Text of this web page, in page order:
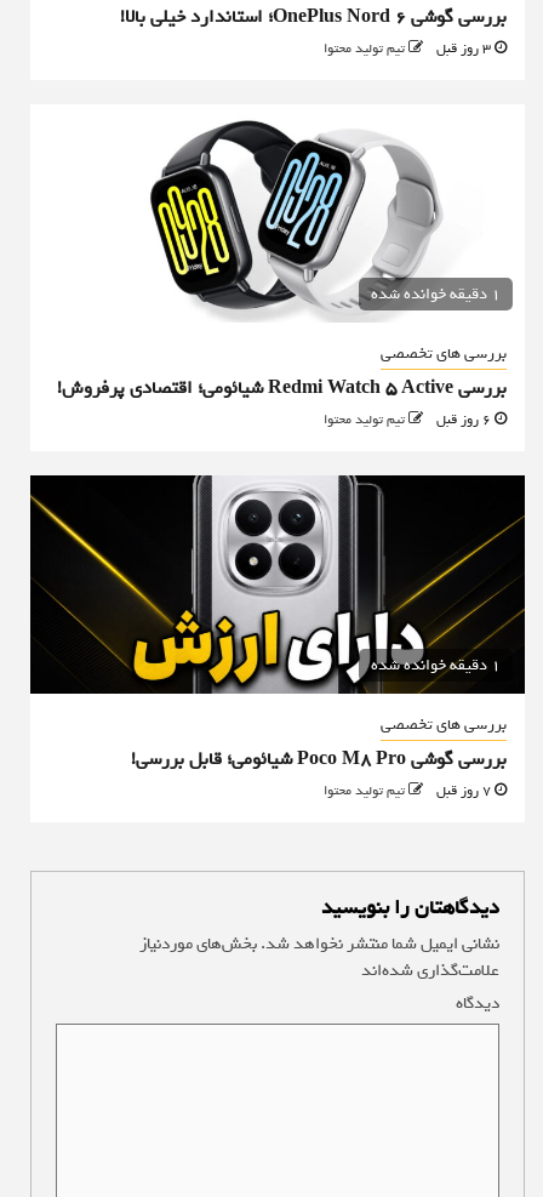
بررسی گوشی OnePlus Nord 6؛ استاندارد خیلی بالا!
تیم تولید محتوا
1 دقیقه خوانده شده
بررسی های تخصصی
بررسی Redmi Watch 5 Active شیائومی؛ اقتصادی پرفروش!
تیم تولید محتوا
1 دقیقه خوانده شده
بررسی های تخصصی
بررسی گوشی Poco M8 Pro شیائومی؛ قابل بررسی!
تیم تولید محتوا
دیدگاهتان را بنویسید
نشانی ایمیل شما منتشر نخواهد شد.بخش‌های موردنیاز
علامت‌گذاری شده‌اند
دیدگاه